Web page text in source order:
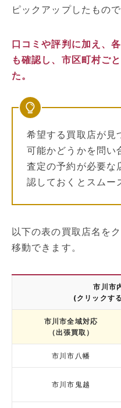
ピックアップしたもので
口コミや評判に加え、
も確認し、市区町村ご
た。
希望する買取店が見
可能かどうかを問い
査定の予約が必要な
認しておくとスムー
以下の表の買取店名を
移動できます。
市川市
(クリックす
市川市全域対応
（出張買取）
市川市八幡
市川市鬼越